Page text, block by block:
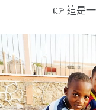
👉 這是